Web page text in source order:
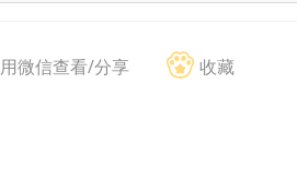
用微信查看/分享 收藏